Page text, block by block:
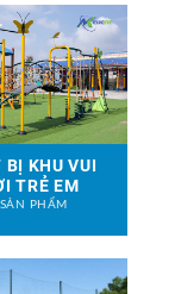
BỊ KHU VUI
TRẺ EM
PHẨM